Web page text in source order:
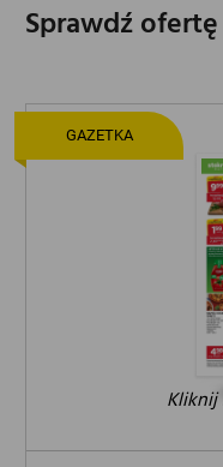
Sprawdź
Kliknij
GAZETKA